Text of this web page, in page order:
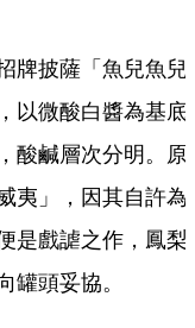
牌披薩「魚兒魚兒
以微酸白醬為基底
酸鹹層次分明。原
夷」，因其自許為
是戲謔之作，鳳梨
頭妥協。